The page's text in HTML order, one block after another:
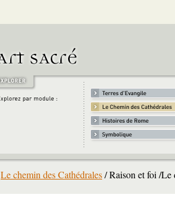
Le chemin des Cathédrales/ Raison et foi /Le